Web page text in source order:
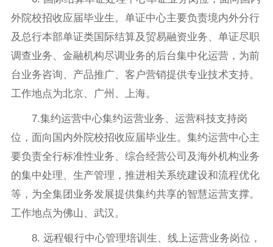
外院校招收应届毕业生。单证中心主要负责境内外分行
及总行本部单证类国际结算及贸易融资业务、单证尽职
调查业务、金融机构尽调业务的后台集中化运营，为前
台业务咨询、产品推广、客户营销提供专业技术支持。
工作地点为北京、广州、上海。
7.集约运营中心集约运营业务、运营科技支持岗
位，面向国内外院校招收应届毕业生。集约运营中心主
要负责全行标准性业务、综合经营公司及海外机构业务
的集中处理、生产管理，推进相关系统建设和流程优化
等，为全集团业务发展提供集约共享的智慧运营支撑。
工作地点为佛山、武汉。
8. 远程银行中心管理培训生、线上运营业务岗位，